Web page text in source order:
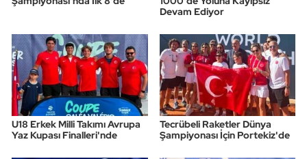
Devam Ediyor
U18 Erkek Milli Takımı Avrupa
Yaz Kupası Finalleri'nde
Tecrübeli Raketler Dünya
Şampiyonası İçin Portekiz'de